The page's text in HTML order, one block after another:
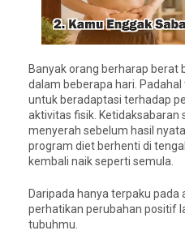
Banyak orang berharap berat
dalam beberapa hari.
untuk beradaptasi terhadap
aktivitas fisik.
menyerah sebelum hasil
program diet berhenti di
kembali naik seperti semula.
Daripada hanya terpaku pada
perhatikan perubahan positif
tubuhmu.